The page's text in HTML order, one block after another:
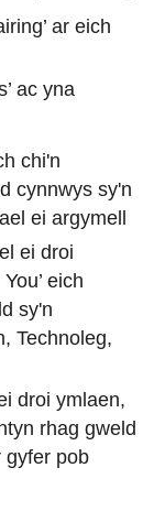
ar eich
ac yna
chi'n
cynnwys sy'n
ei argymell
ei droi
eich
sy'n
Technoleg,
droi ymlaen,
rhag gweld
gyfer pob